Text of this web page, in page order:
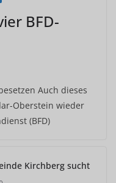
BFD-
Auch dieses
Oberstein wieder
(BFD)
Kirchberg sucht